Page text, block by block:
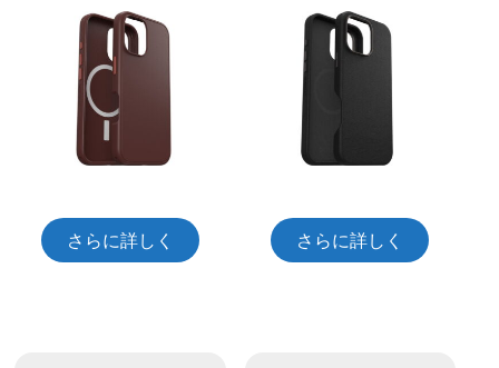
さらに詳しく さらに詳しく